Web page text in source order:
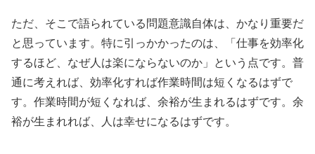
ただ、そこで語られている問題意識自体は、かなり重要だ
と思っています。特に引っかかったのは、「仕事を効率化
するほど、なぜ人は楽にならないのか」という点です。普
通に考えれば、効率化すれば作業時間は短くなるはずで
す。作業時間が短くなれば、余裕が生まれるはずです。余
裕が生まれれば、人は幸せになるはずです。